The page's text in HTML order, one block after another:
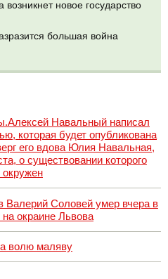
возникнет новое государство
большая война
Навальный написал
которая будет опубликована
его вдова Юлия Навальная,
о существовании которого
окружен
Валерий Соловей умер вчера в
окраине Львова
волю маляву